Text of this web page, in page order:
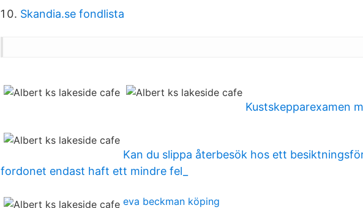
Skandia.se fondlista
Kustskepparexamen
Kan du slippa återbesök hos ett
fordonet endast haft ett mindre fel_
eva beckman köping